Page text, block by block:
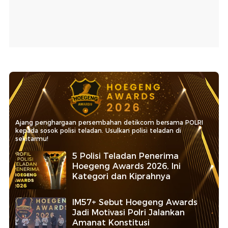
Ajang penghargaan persembahan detikcom bersama POLRI
kepada sosok polisi teladan. Usulkan polisi teladan di
sekitarmu!
5 Polisi Teladan Penerima
Hoegeng Awards 2026, Ini
Kategori dan Kiprahnya
IM57+ Sebut Hoegeng Awards
Jadi Motivasi Polri Jalankan
Amanat Konstitusi